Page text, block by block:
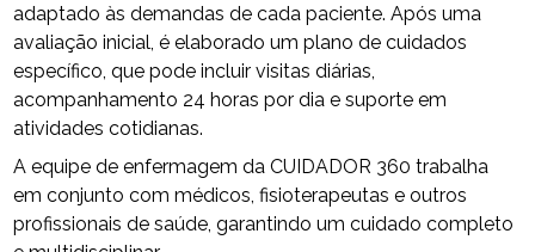
adaptado às demandas de cada paciente. Após uma
avaliação inicial, é elaborado um plano de cuidados
específico, que pode incluir visitas diárias,
acompanhamento 24 horas por dia e suporte em
atividades cotidianas.
A equipe de enfermagem da CUIDADOR 360 trabalha
em conjunto com médicos, fisioterapeutas e outros
profissionais de saúde, garantindo um cuidado completo